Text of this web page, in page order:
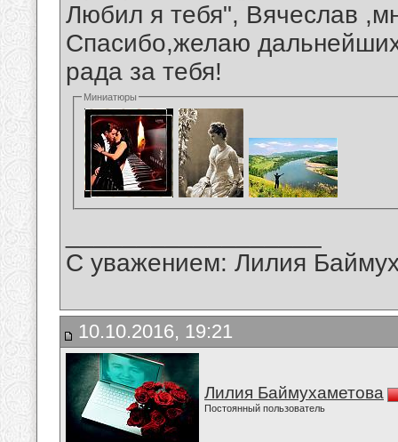
Любил я тебя", Вячеслав
Спасибо,желаю
рада за тебя!
Миниатюры
С уважением: Лилия
10.10.2016, 19:21
Лилия Баймухаметова
Постоянный пользователь